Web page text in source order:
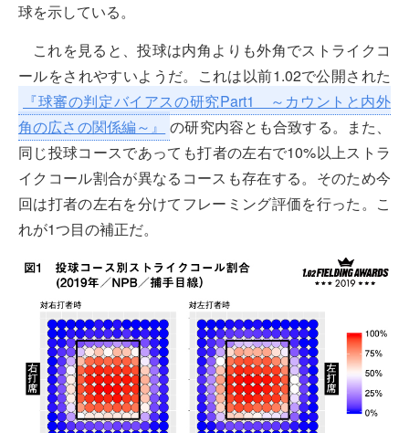
球を示している。
これを見ると、投球は内角よりも外角でストライクコ
ールをされやすいようだ。これは以前1.02で公開された
『球審の判定バイアスの研究Part1 ～カウントと内外
角の広さの関係編～』
の研究内容とも合致する。また、
同じ投球コースであっても打者の左右で10%以上ストラ
イクコール割合が異なるコースも存在する。そのため今
回は打者の左右を分けてフレーミング評価を行った。こ
れが1つ目の補正だ。